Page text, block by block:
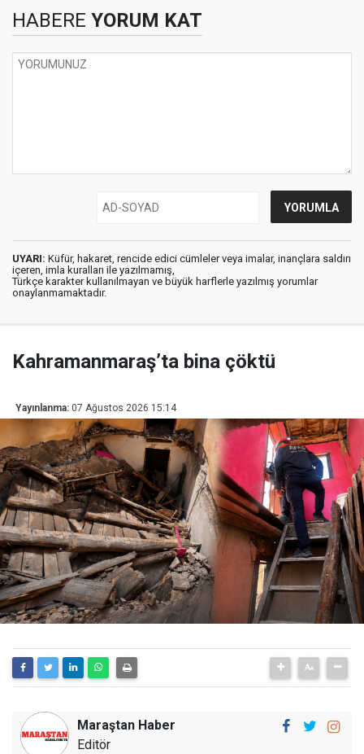
HABERE YORUM KAT
UYARI: Küfür, hakaret, rencide edici cümleler veya imalar, inançlara saldırı
içeren, imla kuralları ile yazılmamış,
Türkçe karakter kullanılmayan ve büyük harflerle yazılmış yorumlar
onaylanmamaktadır.
Kahramanmaraş’ta bina çöktü
Yayınlanma: 07 Ağustos 2026 15:14
Maraştan Haber
Editör